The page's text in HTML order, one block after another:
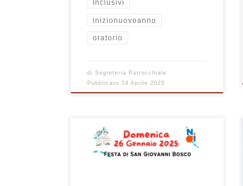
Inclusivi
inizionuovoanno
oratorio
diSegreteria Parrocchiale
Pubblicato 24 Aprile 2025
Un dopo cena per stare insieme e